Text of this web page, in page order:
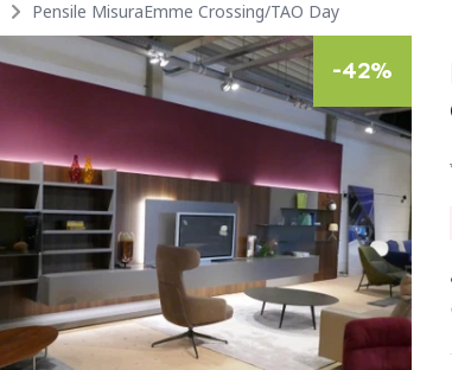
Pensile MisuraEmme Crossing/TAO Day
-42%